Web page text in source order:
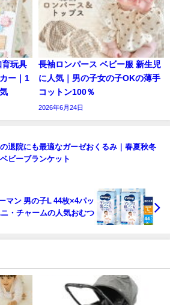
育玩具
ー｜1
長袖ロンパース ベビー服 新生児
に人気｜男の子女の子OKの薄手
コットン100％
2026年6月24日
退院にも最適なガーゼおくるみ｜春夏秋冬
ビーブランケット
マン 男の子L 44枚×4パッ
・チャームの人気おむつ